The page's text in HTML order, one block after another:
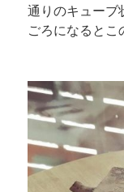
通りのキューブ
ごろになるとこ